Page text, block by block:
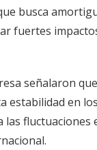
busca
fuertes
señalaron
estabilidad en
las fluctuaciones